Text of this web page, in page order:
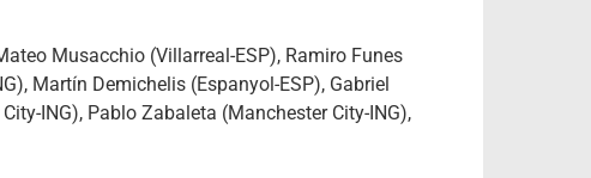
Musacchio (Villarreal-ESP), Ramiro Funes
Martín Demichelis (Espanyol-ESP), Gabriel
ING), Pablo Zabaleta (Manchester City-ING),